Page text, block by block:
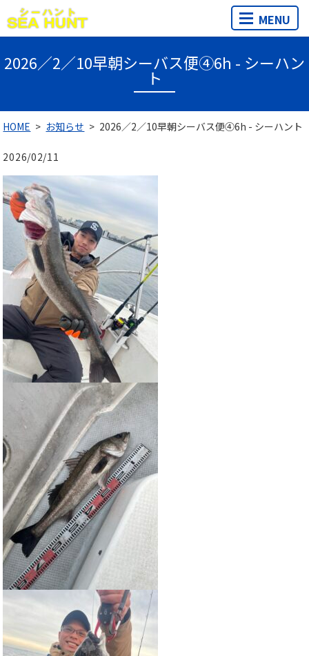
MENU
2026／2／10早朝シーバス便④6h - シーハン
ト
HOME お知らせ 2026／2／10早朝シーバス便④6h - シーハント
2026/02/11